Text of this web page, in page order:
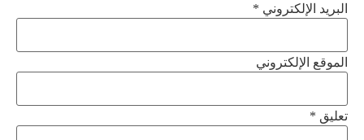
البريد الإلكتروني *
الموقع الإلكتروني
تعليق *